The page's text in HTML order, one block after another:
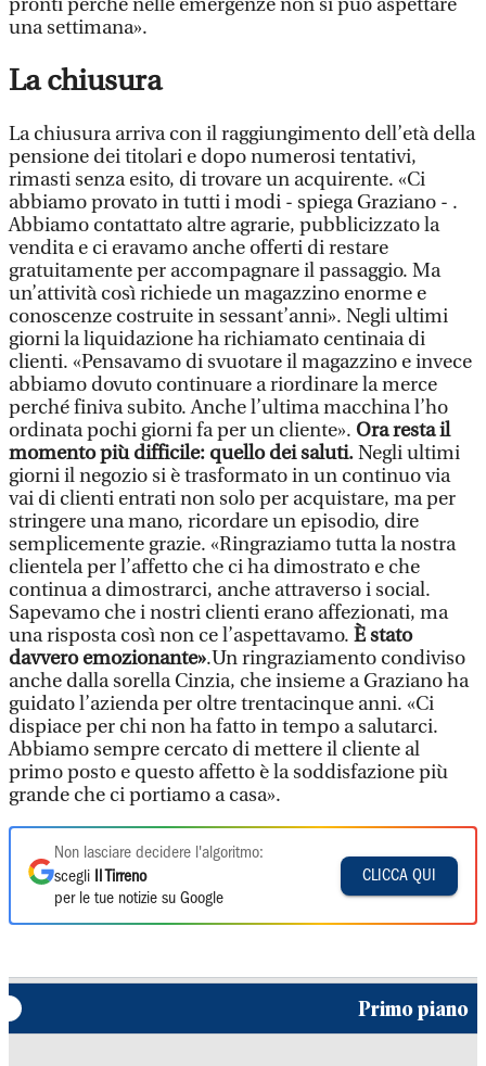
pronti perché nelle emergenze non si può aspettare
una settimana».
La chiusura
La chiusura arriva con il raggiungimento dell’età della
pensione dei titolari e dopo numerosi tentativi,
rimasti senza esito, di trovare un acquirente. «Ci
abbiamo provato in tutti i modi - spiega Graziano - .
Abbiamo contattato altre agrarie, pubblicizzato la
vendita e ci eravamo anche offerti di restare
gratuitamente per accompagnare il passaggio. Ma
un’attività così richiede un magazzino enorme e
conoscenze costruite in sessant’anni». Negli ultimi
giorni la liquidazione ha richiamato centinaia di
clienti. «Pensavamo di svuotare il magazzino e invece
abbiamo dovuto continuare a riordinare la merce
perché finiva subito. Anche l’ultima macchina l’ho
ordinata pochi giorni fa per un cliente». Ora resta il
momento più difficile: quello dei saluti.Negli ultimi
giorni il negozio si è trasformato in un continuo via
vai di clienti entrati non solo per acquistare, ma per
stringere una mano, ricordare un episodio, dire
semplicemente grazie. «Ringraziamo tutta la nostra
clientela per l’affetto che ci ha dimostrato e che
continua a dimostrarci, anche attraverso i social.
Sapevamo che i nostri clienti erano affezionati, ma
una risposta così non ce l’aspettavamo. È stato
davvero emozionante».Un ringraziamento condiviso
anche dalla sorella Cinzia, che insieme a Graziano ha
guidato l’azienda per oltre trentacinque anni. «Ci
dispiace per chi non ha fatto in tempo a salutarci.
Abbiamo sempre cercato di mettere il cliente al
primo posto e questo affetto è la soddisfazione più
grande che ci portiamo a casa».
Non lasciare decidere l'algoritmo:
scegli
Il Tirreno
per le tue notizie su Google
CLICCA QUI
Primo piano